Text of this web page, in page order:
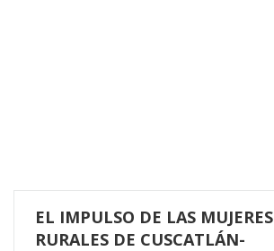
EL IMPULSO DE LAS MUJERES
RURALES DE CUSCATLÁN-